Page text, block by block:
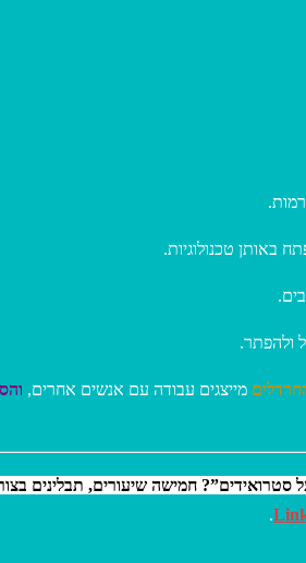
באותן טכנולוגיות.
ולהפתר.
מייצגים עבודה עם אנשים אחרים,
חמישה שיעורים, תבלינים
.